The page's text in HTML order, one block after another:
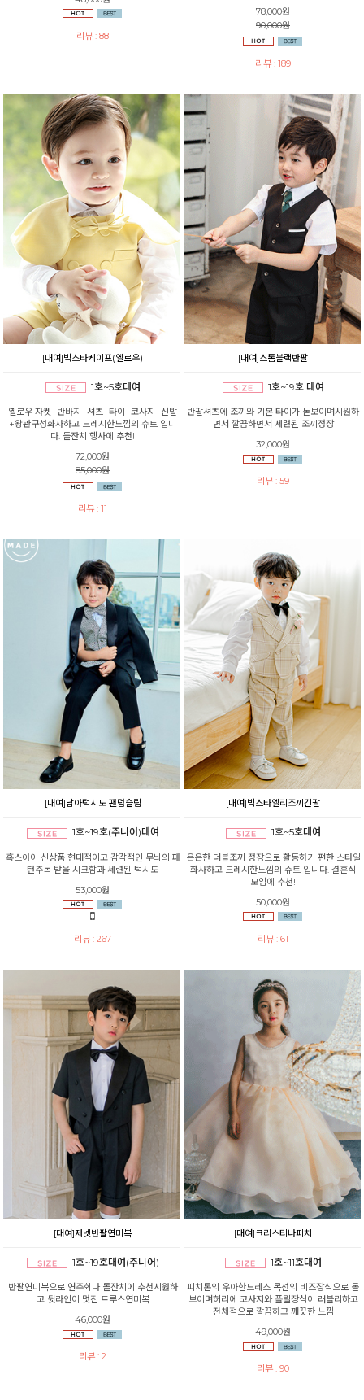
리뷰 : 88
78,000원
90,000원
리뷰 : 189
[대여]빅스타케이프(옐로우)
1호~5호대여
옐로우 자켓+반바지+셔츠+타이+코사지+신발
+왕관구성화사하고 드레시한느낌의 슈트 입니
다. 돌잔치 행사에 추천!
72,000원
85,000원
리뷰 : 11
[대여]스톰블랙반팔
1호~19호 대여
반팔셔츠에 조끼와 기본 타이가 돋보이며시원하
면서 깔끔하면서 세련된 조끼정장
32,000원
리뷰 : 59
[대여]남아턱시도 팬덤슬림
1호~19호(주니어)대여
혹스아이 신상품 현대적이고 감각적인 무늬의 패
턴주목 받을 시크함과 세련된 턱시도
53,000원
리뷰 : 267
[대여]빅스타엘리조끼긴팔
1호~5호대여
은은한 더블조끼 정장으로 활동하기 편한 스타일
화사하고 드레시한느낌의 슈트 입니다. 결혼식
모임에 추천!
50,000원
리뷰 : 61
[대여]제넷반팔연미복
1호~19호대여(주니어)
반팔연미복으로 연주회나 돌잔치에 추천시원하
고 뒷라인이 멋진 트루스연미복
46,000원
리뷰 : 2
[대여]크리스티나피치
1호~11호대여
피치톤의 우아한드레스 목선의 비즈장식으로 돋
보이며허리에 코사지와 플릴장식이 러블리하고
전체적으로 깔끔하고 깨끗한 느낌
49,000원
리뷰 : 90